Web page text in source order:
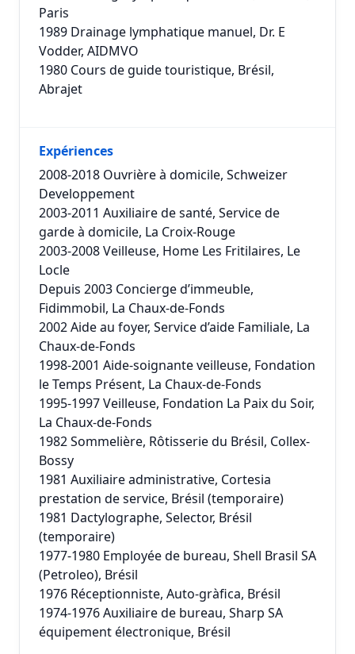
Paris
1989 Drainage lymphatique manuel, Dr. E
Vodder, AIDMVO
1980 Cours de guide touristique, Brésil,
Abrajet
Expériences
2008-2018 Ouvrière à domicile, Schweizer
Developpement
2003-2011 Auxiliaire de santé, Service de
garde à domicile, La Croix-Rouge
2003-2008 Veilleuse, Home Les Fritilaires, Le
Locle
Depuis 2003 Concierge d’immeuble,
Fidimmobil, La Chaux-de-Fonds
2002 Aide au foyer, Service d’aide Familiale, La
Chaux-de-Fonds
1998-2001 Aide-soignante veilleuse, Fondation
le Temps Présent, La Chaux-de-Fonds
1995-1997 Veilleuse, Fondation La Paix du Soir,
La Chaux-de-Fonds
1982 Sommelière, Rôtisserie du Brésil, Collex-
Bossy
1981 Auxiliaire administrative, Cortesia
prestation de service, Brésil (temporaire)
1981 Dactylographe, Selector, Brésil
(temporaire)
1977-1980 Employée de bureau, Shell Brasil SA
(Petroleo), Brésil
1976 Réceptionniste, Auto-gràfica, Brésil
1974-1976 Auxiliaire de bureau, Sharp SA
équipement électronique, Brésil